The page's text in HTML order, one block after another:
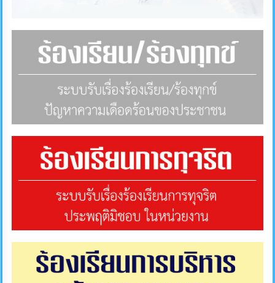
ทุจริต
Service
Q&A
ติดต่อ